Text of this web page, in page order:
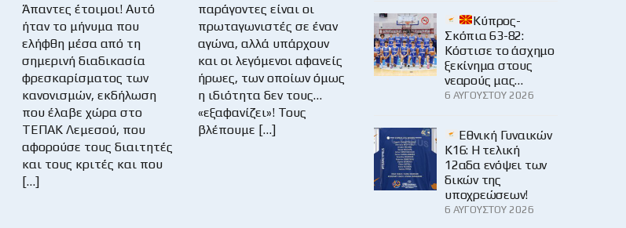
Άπαντες έτοιμοι! Αυτό
ήταν το μήνυμα που
ελήφθη μέσα από τη
σημερινή διαδικασία
φρεσκαρίσματος των
κανονισμών, εκδήλωση
που έλαβε χώρα στο
ΤΕΠΑΚ Λεμεσού, που
αφορούσε τους διαιτητές
και τους κριτές και που
[…]
παράγοντες είναι οι
πρωταγωνιστές σε έναν
αγώνα, αλλά υπάρχουν
και οι λεγόμενοι αφανείς
ήρωες, των οποίων όμως
η ιδιότητα δεν τους…
«εξαφανίζει»! Τους
βλέπουμε […]
Κύπρος-
Σκόπια 63-82:
Κόστισε το άσχημο
ξεκίνημα στους
νεαρούς μας…
6 ΑΥΓΟΎΣΤΟΥ 2026
Εθνική Γυναικών
Κ16: Η τελική
12αδα ενόψει των
δικών της
υποχρεώσεων!
6 ΑΥΓΟΎΣΤΟΥ 2026